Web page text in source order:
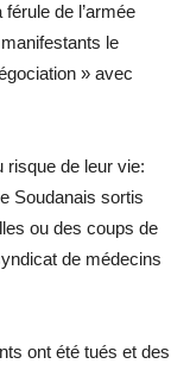
de l’armée
le
» avec
risque de leur vie:
Soudanais sortis
ou des coups de
de médecins
ont été tués et des